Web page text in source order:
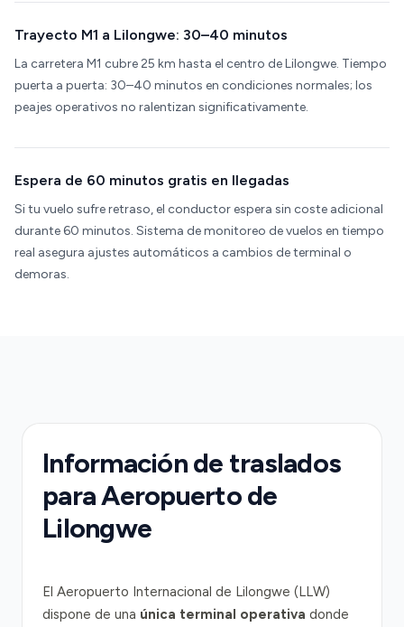
Trayecto M1 a Lilongwe: 30–40 minutos
La carretera M1 cubre 25 km hasta el centro de Lilongwe. Tiempo
puerta a puerta: 30–40 minutos en condiciones normales; los
peajes operativos no ralentizan significativamente.
Espera de 60 minutos gratis en llegadas
Si tu vuelo sufre retraso, el conductor espera sin coste adicional
durante 60 minutos. Sistema de monitoreo de vuelos en tiempo
real asegura ajustes automáticos a cambios de terminal o
demoras.
Información de traslados
para Aeropuerto de
Lilongwe
El Aeropuerto Internacional de Lilongwe (LLW)
dispone de una única terminal operativa donde